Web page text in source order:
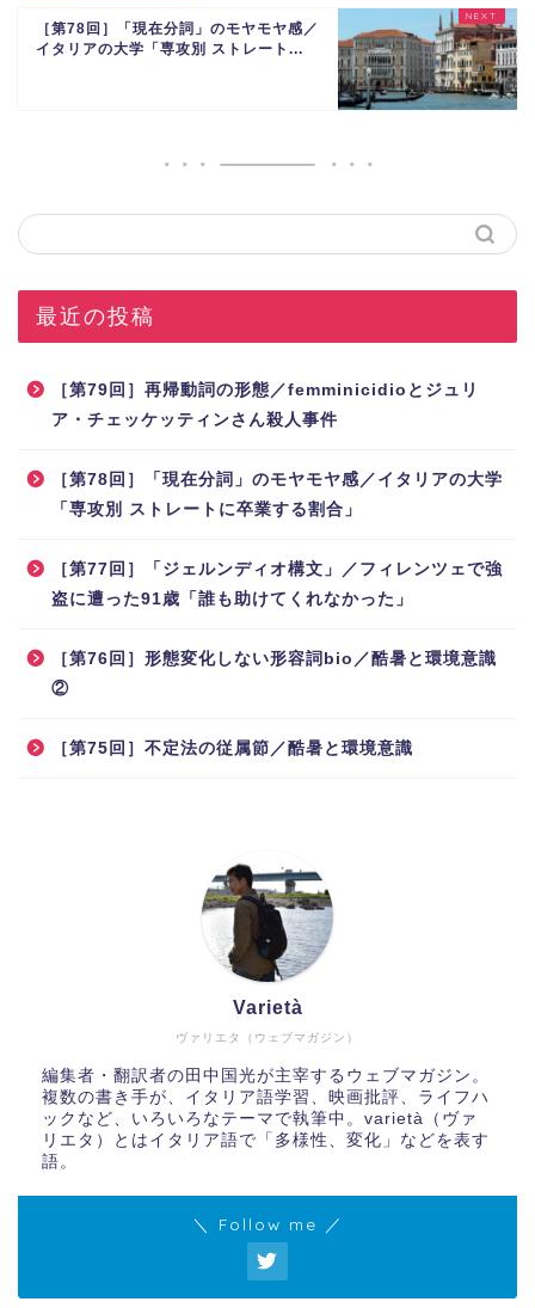
［第78回］「現在分詞」のモヤモヤ感／
イタリアの大学「専攻別 ストレート...
最近の投稿
［第79回］再帰動詞の形態／femminicidioとジュリ
ア・チェッケッティンさん殺人事件
［第78回］「現在分詞」のモヤモヤ感／イタリアの大学
「専攻別 ストレートに卒業する割合」
［第77回］「ジェルンディオ構文」／フィレンツェで強
盗に遭った91歳「誰も助けてくれなかった」
［第76回］形態変化しない形容詞bio／酷暑と環境意識
②
［第75回］不定法の従属節／酷暑と環境意識
ヴァリエタ（ウェブマガジン）
Varietà
編集者・翻訳者の田中国光が主宰するウェブマガジン。
複数の書き手が、イタリア語学習、映画批評、ライフハ
ックなど、いろいろなテーマで執筆中。varietà（ヴァ
リエタ）とはイタリア語で「多様性、変化」などを表す
語。
＼ Follow me ／